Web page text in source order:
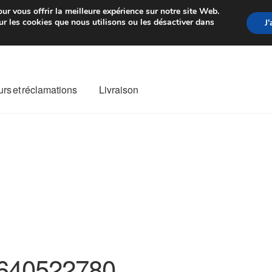
de 7 EUR Du lundi au
et réclamations Livraison
vous offrir la meilleure expérience sur notre site Web.
les cookies que nous utilisons ou les désactiver dans